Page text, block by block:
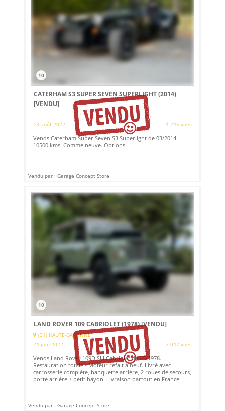
10
CATERHAM S3 SUPER SEVEN SUPERLIGHT (2014)
[VENDU]
13 août 2022 1 245 vues
Vends Caterham Super Seven S3 Superlight de 03/2014.
10500 kms. Comme neuve. Options.
Vendu par : Garage Concept Store
10
LAND ROVER 109 CABRIOLET (1978)[VENDU]
(31) HAUTE-GARONNE
24 juin 2022
2 047 vues
Vends Land Rover 109D SIII Cabriolet de 03/1978.
Restauration totale - Moteur refait à neuf. Livré avec
carrosserie complète, banquette arrière, 2 roues de secours,
porte arrière + petit hayon. Livraison partout en France.
Vendu par : Garage Concept Store